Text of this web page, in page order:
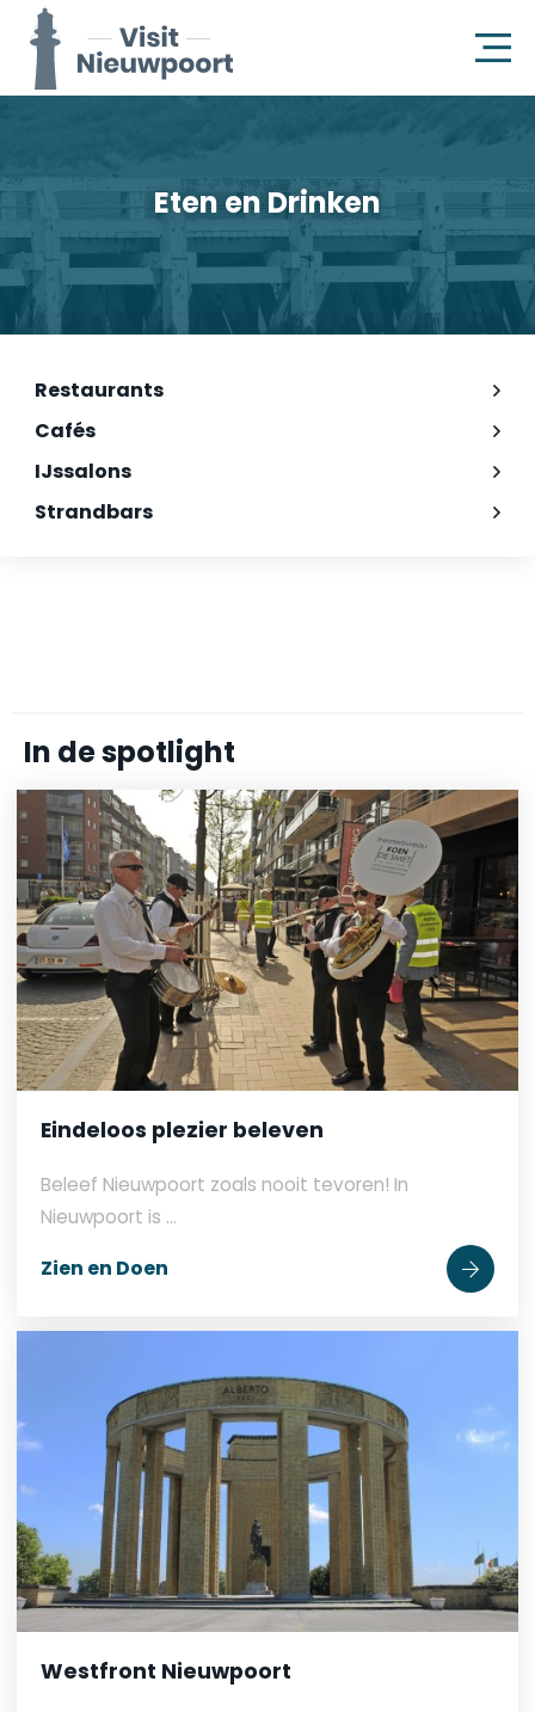
Eten en Drinken
Restaurants
Cafés
IJssalons
Strandbars
In de spotlight
Eindeloos plezier beleven
Beleef Nieuwpoort zoals nooit tevoren! In
Nieuwpoort is ...
Zien en Doen
Westfront Nieuwpoort